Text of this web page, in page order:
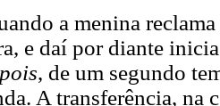
a menina
e daí por diante
, de um segundo
A transferência, na